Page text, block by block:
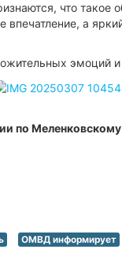
что такое
впечатление, а
эмоций и
по
ОМВД информирует